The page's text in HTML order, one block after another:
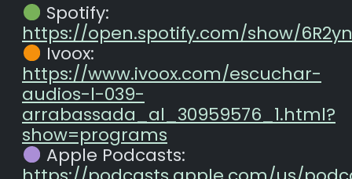
Spotify:
https://open.spotify.com/show/
Ivoox:
https://www.ivoox.com/escuchar-
audios-l-039-
arrabassada_al_30959576_1.html?
show=programs
Apple Podcasts: